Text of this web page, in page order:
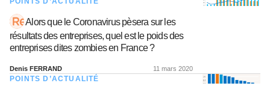
Alors que le Coronavirus pèsera sur les
résultats des entreprises, quel est le poids des
entreprises dites zombies en France ?
Denis FERRAND 11 mars 2020
POINTS D’ACTUALITÉ